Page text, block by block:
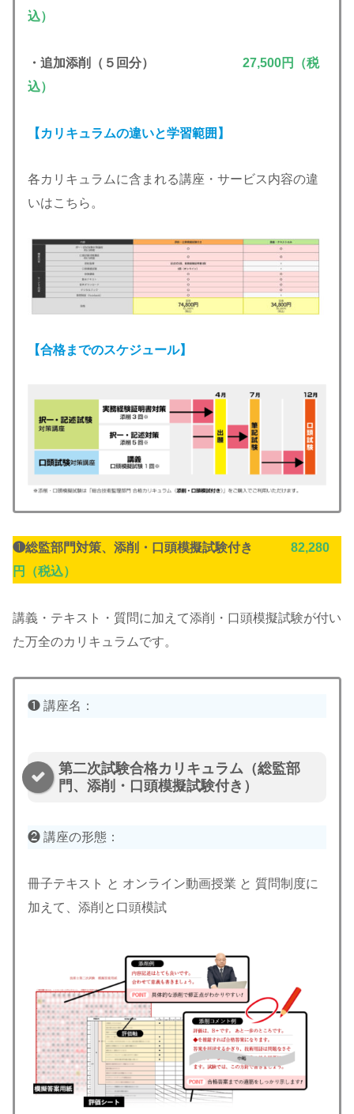
込）
・追加添削（５回分）
27,500円（税
込）
【カリキュラムの違いと学習範囲】
各カリキュラムに含まれる講座・サービス内容の違
いはこちら。
【合格までのスケジュール】
❶総監部門対策、添削・口頭模擬試験付き
82,280
円（税込）
講義・テキスト・質問に加えて添削・口頭模擬試験が付い
た万全のカリキュラムです。
❶ 講座名：
第二次試験合格カリキュラム（総監部
門、添削・口頭模擬試験付き）
❷ 講座の形態：
冊子テキスト と オンライン動画授業 と 質問制度に
加えて、添削と口頭模試